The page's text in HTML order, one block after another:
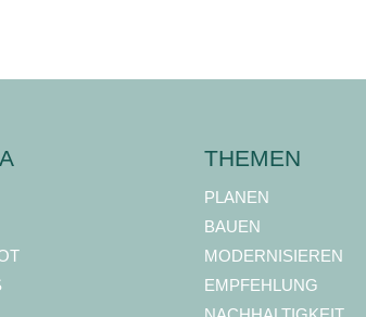
THEMEN
PLANEN
BAUEN
MODERNISIEREN
EMPFEHLUNG